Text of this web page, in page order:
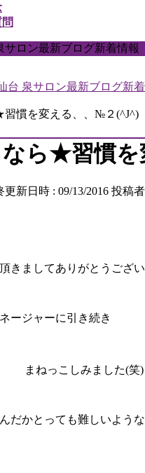
サロン最新ブログ新着情報
台 泉サロン最新ブログ新
習慣を変える、、№２(^J^)
なら★習慣
更新日時 : 09/13/2016 投稿
きましてありがとうござ
ージャーに引き続き
まねっこしみました(笑)
だかとっても難しいよう